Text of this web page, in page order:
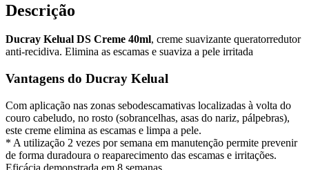
Descrição
Ducray Kelual DS Creme 40ml, creme suavizante queratorredutor
anti-recidiva. Elimina as escamas e suaviza a pele irritada
Vantagens do Ducray Kelual
Com aplicação nas zonas sebodescamativas localizadas à volta do
couro cabeludo, no rosto (sobrancelhas, asas do nariz, pálpebras),
este creme elimina as escamas e limpa a pele.
* A utilização 2 vezes por semana em manutenção permite prevenir
de forma duradoura o reaparecimento das escamas e irritações.
Eficácia demonstrada em 8 semanas.